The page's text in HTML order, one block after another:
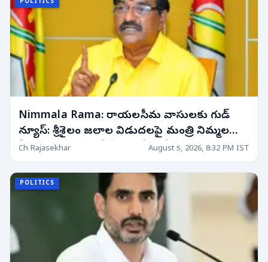
POLITICS
Nimmala Rama: రాయలసీమ వాసులకు గుడ్
న్యూస్: శ్రీశైలం జలాల విడుదలపై మంత్రి నిమ్మల
కీలక ప్రకటన! రాబోయే 10 రోజుల్లో..
Ch Rajasekhar August 5, 2026, 8:32 PM IST
POLITICS